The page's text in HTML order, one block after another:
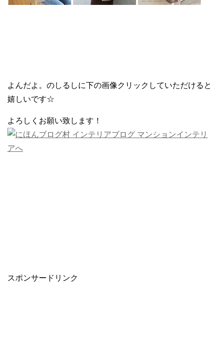
よんだよ。のしるしに下の画像クリックしていただけると
嬉しいです☆
よろしくお願い致します！
スポンサードリンク